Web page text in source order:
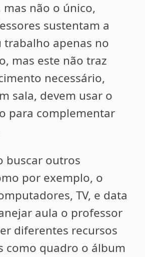
não o único,
sustentam a
trabalho apenas no
mas este não traz
necessário,
sala, devem usar o
para complementar
buscar outros
por exemplo, o
TV, e data
aula o professor
diferentes recursos
como quadro o álbum